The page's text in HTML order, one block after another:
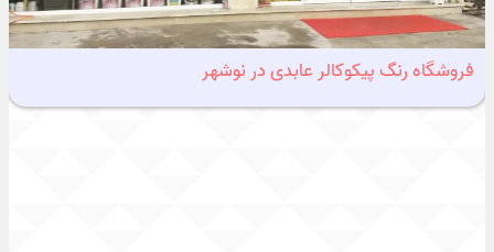
فروشگاه رنگ پیکوکالر عابدی در نوشهر